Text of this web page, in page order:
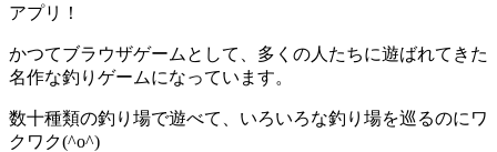
アプリ！
かつてブラウザゲームとして、多くの人たちに遊ばれてきた
名作な釣りゲームになっています。
数十種類の釣り場で遊べて、いろいろな釣り場を巡るのにワ
クワク(^o^)